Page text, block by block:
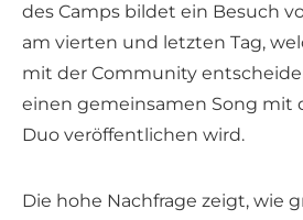
des Camps bildet ein Besuch
am vierten und letzten Tag,
mit der Community
einen gemeinsamen Song mit
Duo veröffentlichen wird.
Die hohe Nachfrage zeigt, wie